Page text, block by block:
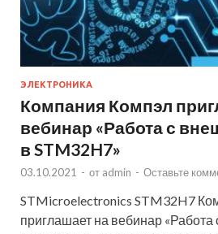
ЭЛЕКТРОНИКА
Компания Компэл
вебинар «Работа с
в STM32H7»
03.10.2021 - от admin - Оставьте
STMicroelectronics STM32H7
приглашает на вебинар